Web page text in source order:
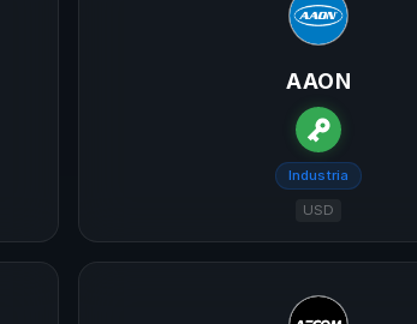
AAON
Industria
USD